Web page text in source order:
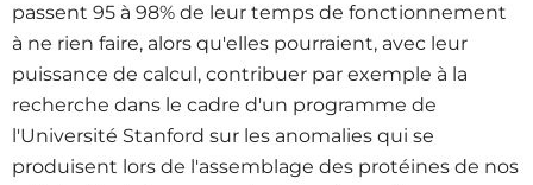
passent 95 à 98% de leur temps de fonctionnement
à ne rien faire, alors qu'elles pourraient, avec leur
puissance de calcul, contribuer par exemple à la
recherche dans le cadre d'un programme de
l'Université Stanford sur les anomalies qui se
produisent lors de l'assemblage des protéines de nos